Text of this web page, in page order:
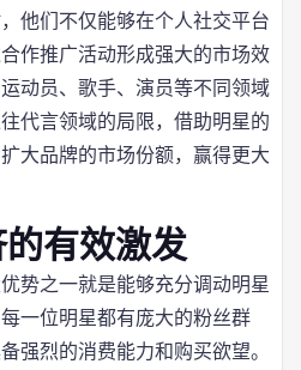
他们不仅能够在个人社交平台
作推广活动形成强大的市场效
动员、歌手、演员等不同领域
代言领域的局限，借助明星的
大品牌的市场份额，赢得更大
有效激发
势之一就是能够充分调动明星
一位明星都有庞大的粉丝群
强烈的消费能力和购买欲望。